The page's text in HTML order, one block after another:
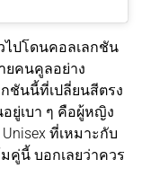
ไปโดนคอลเลกชัน
ยคนคูลอย่าง
กชันนี้ที่เปลี่ยนสีตรง
ยู่เบา ๆ คือผู้หญิง
ที่เหมาะกับ
มคู่นี้ บอกเลยว่าควร